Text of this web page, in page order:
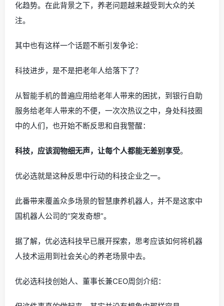
化趋势。在此背景之下，养老问题越来越受到大众的关
注。
其中也有这样一个话题不断引发争论：
科技进步，是不是把老年人给落下了？
从智能手机的普遍应用给老年人带来的困扰，到银行自助
服务给老年人带来的不便，一次次热议之中，身处科技圈
中的人们，也开始不断反思和自我警醒：
科技，应该润物细无声，让每个人都能无差别享受。
优必选就是这种反思中行动的科技企业之一。
此番带来覆盖众多场景的智慧康养机器人，并不是这家中
国机器人公司的“突发奇想”。
据了解，优必选科技早已展开探索，思考应该如何将机器
人技术运用到社会关心的养老场景中去。
优必选科技创始人、董事长兼CEO周剑介绍：